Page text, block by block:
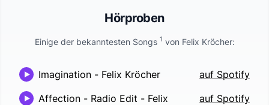
Hörproben
Einige der bekanntesten Songs 1 von Felix Kröcher:
Imagination - Felix Kröcher
auf Spotify
Affection - Radio Edit - Felix
auf Spotify